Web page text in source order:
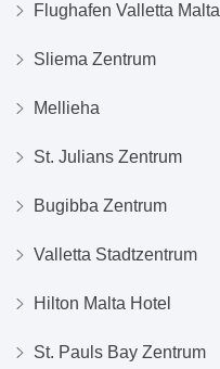
Flughafen Valletta Malta
Sliema Zentrum
Mellieha
St. Julians Zentrum
Bugibba Zentrum
Valletta Stadtzentrum
Hilton Malta Hotel
St. Pauls Bay Zentrum